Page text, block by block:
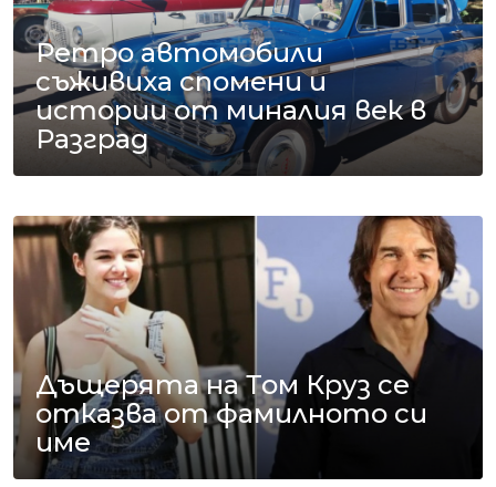
Ретро автомобили
съживиха спомени и
истории от миналия век в
Разград
Дъщерята на Том Круз се
отказва от фамилното си
име